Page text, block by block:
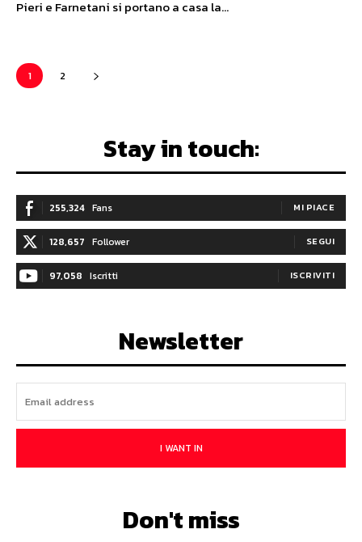
Pieri e Farnetani si portano a casa la...
1 2
Stay in touch:
255,324 Fans MI PIACE
128,657 Follower SEGUI
97,058 Iscritti ISCRIVITI
Newsletter
I WANT IN
Don't miss